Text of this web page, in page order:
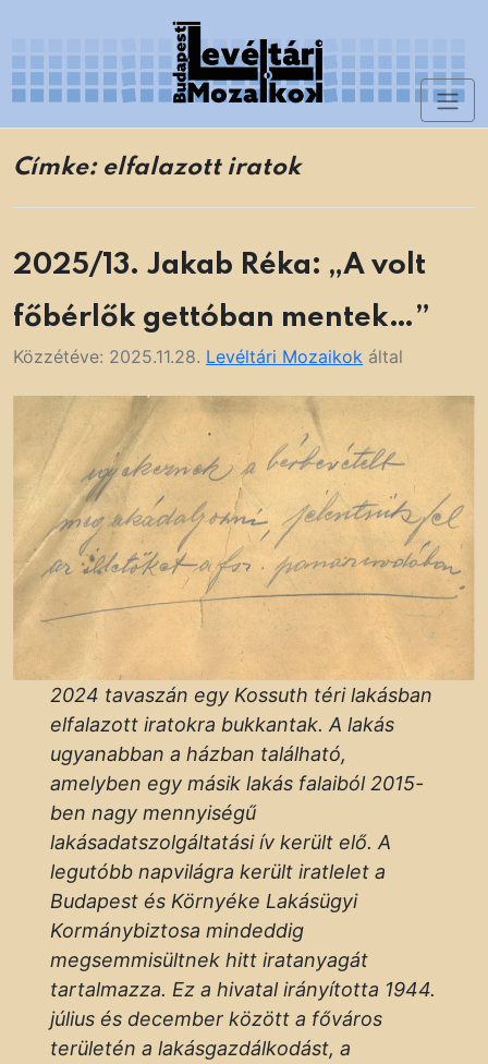
content
Címke: elfalazott iratok
2025/13. Jakab Réka: „A volt
főbérlők gettóban mentek…”
Közzétéve: 2025.11.28. Levéltári Mozaikok által
2024 tavaszán egy Kossuth téri lakásban
elfalazott iratokra bukkantak. A lakás
ugyanabban a házban található,
amelyben egy másik lakás falaiból 2015-
ben nagy mennyiségű
lakásadatszolgáltatási ív került elő. A
legutóbb napvilágra került iratlelet a
Budapest és Környéke Lakásügyi
Kormánybiztosa mindeddig
megsemmisültnek hitt iratanyagát
tartalmazza. Ez a hivatal irányította 1944.
július és december között a főváros
területén a lakásgazdálkodást, a